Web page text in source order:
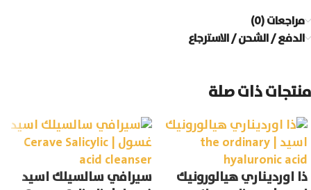
مراجعات (0)
الدفع / الشحن / الاسترجاع
منتجات ذات صلة
ذا اورديناري هيالورونيك
سيرافي سالسيلك اسيد